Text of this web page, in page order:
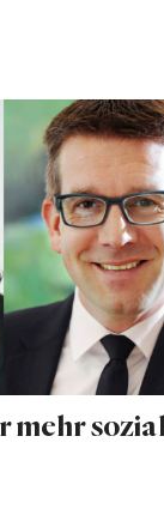
mehr